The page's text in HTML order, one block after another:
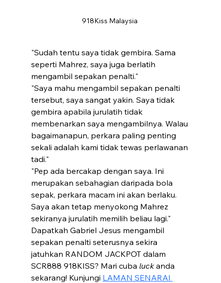
918Kiss Malaysia
"Sudah tentu saya tidak gembira. Sama
seperti Mahrez, saya juga berlatih
mengambil sepakan penalti."
"Saya mahu mengambil sepakan penalti
tersebut, saya sangat yakin. Saya tidak
gembira apabila jurulatih tidak
membenarkan saya mengambilnya. Walau
bagaimanapun, perkara paling penting
sekali adalah kami tidak tewas perlawanan
tadi."
"Pep ada bercakap dengan saya. Ini
merupakan sebahagian daripada bola
sepak, perkara macam ini akan berlaku.
Saya akan tetap menyokong Mahrez
sekiranya jurulatih memilih beliau lagi."
Dapatkah Gabriel Jesus mengambil
sepakan penalti seterusnya sekira
jatuhkan RANDOM JACKPOT dalam
SCR888 918KISS? Mari cuba luck anda
sekarang! Kunjungi LAMAN SENARAI